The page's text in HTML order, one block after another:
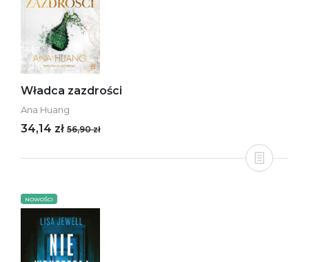
Władca zazdrości
Ana Huang
34,14 zł 56,90 zł
NOWOŚCI